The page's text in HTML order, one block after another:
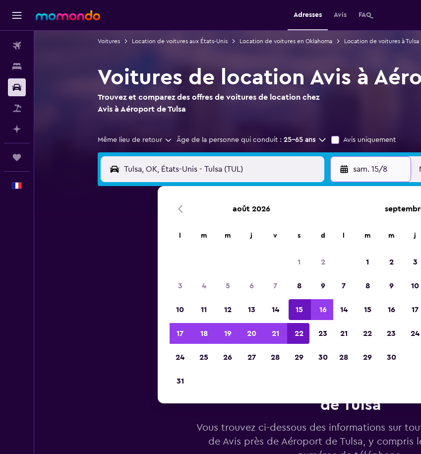
Adresses Avis FAQ
Voitures Location de voitures aux États-Unis Location de voitures en Oklahoma Location de voitures à Tulsa
Voitures de location Avis à
Trouvez et comparez des offres de voitures de location chez
Avis à Aéroport de Tulsa
Même lieu de retour Âge de la personne qui conduit : 25-65 ans Avis uniquement
sam. 15/8
2023
de Tulsa
Vous trouvez ci-dessous des informations sur
de Avis près de Aéroport de Tulsa, y compris
août 2026
m m j v s d
1 2
3 4 5 6 7 8 9
10 11 12 13 14 15 16
17 18 19 20 21 22 23
24 25 26 27 28 29 30
31
m m j
1 2 3
7 8 9 10
14 15 16 17
21 22 23 24
28 29 30